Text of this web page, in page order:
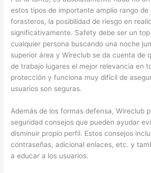
estos tipos de importante amplio rango
forasteros, la posibilidad de riesgo en
significativamente. Safety debe ser un
cualquier persona buscando una noche
superior área y Wireclub se da cuenta de
de trabajo lugares el mejor relevancia en
protección y funciona muy difícil de
usuarios son seguras.
Además de los formas defensa, Wireclub
seguridad consejos que pueden ayudar
disminuir propio perfil. Estos consejos
contraseñas, adicional enlaces, etc. y
a educar a los usuarios.